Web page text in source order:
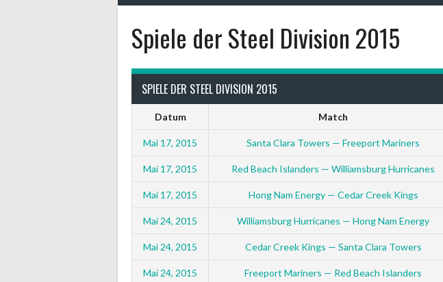
Spiele der Steel Division 2015
SPIELE DER STEEL DIVISION 2015
Datum Match
Mai 17, 2015 Santa Clara Towers — Freeport Mariners
Mai 17, 2015 Red Beach Islanders — Williamsburg Hurricanes
Mai 17, 2015 Hong Nam Energy — Cedar Creek Kings
Mai 24, 2015 Williamsburg Hurricanes — Hong Nam Energy
Mai 24, 2015 Cedar Creek Kings — Santa Clara Towers
Mai 24, 2015 Freeport Mariners — Red Beach Islanders